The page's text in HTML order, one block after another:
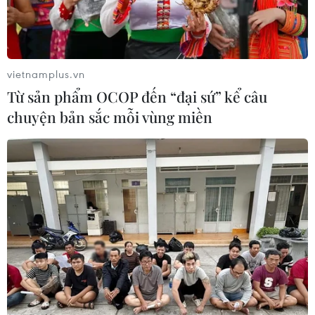
TIN LIÊN QUAN
Lâm Đồng: Hủy hoại mốc giới, xây dựng
không phép ven hồ Próh
06/10/2021 14:20
Chỉ trong thời gian ngắn, những căn nhà ven hồ thủy lợi
vietnamplus.vn
Từ sản phẩm OCOP đến “đại sứ” kể câu
chuyện bản sắc mỗi vùng miền